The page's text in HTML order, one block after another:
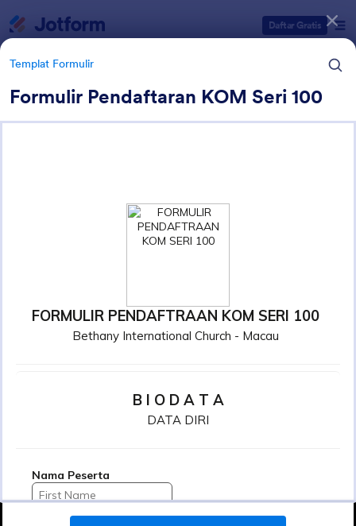
Daftar Gratis
Templat Formulir
Formulir Pendaftaran KOM Seri 100
Formulir Gereja
Kategori Templat Formulir